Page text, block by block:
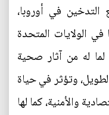
في أوروبا،
عادة 18عاماً، أما في الولايات المتحدة
اليابان هو 20عاماً، لما له من آثار صحية
وتؤثر في حياة
والأمنية، كما لها